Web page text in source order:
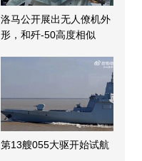
洛马公开展出无人僚机外
形，和歼-50高度相似
第13艘055大驱开始试航